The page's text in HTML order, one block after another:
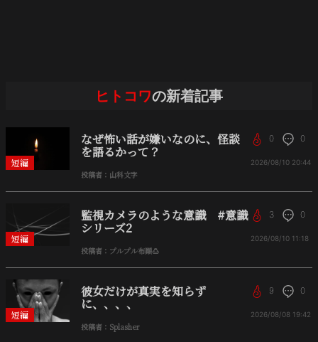
ヒトコワの新着記事
短編
なぜ怖い話が嫌いなのに、怪談
を語るかって？
投稿者：山科文字
0 0
2026/08/10 20:44
短編
監視カメラのような意識 #意識
シリーズ2
投稿者：プルプル布顚🍮
3 0
2026/08/10 11:18
短編
彼女だけが真実を知らず
に、、、、
投稿者：Splasher
9 0
2026/08/08 19:42